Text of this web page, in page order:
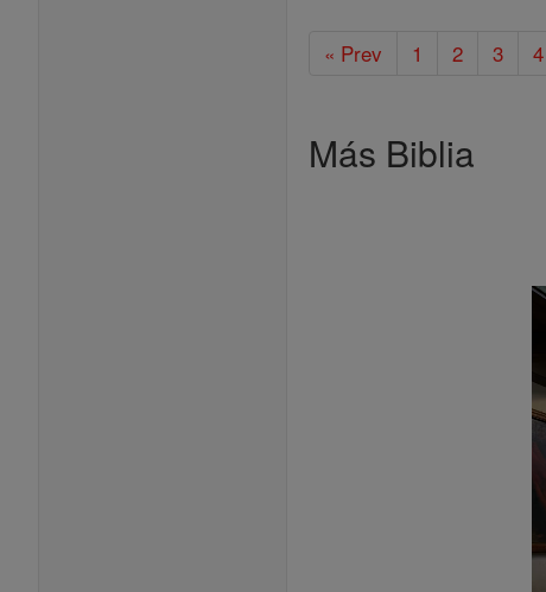
« Prev 1 2 3 4
Más Biblia